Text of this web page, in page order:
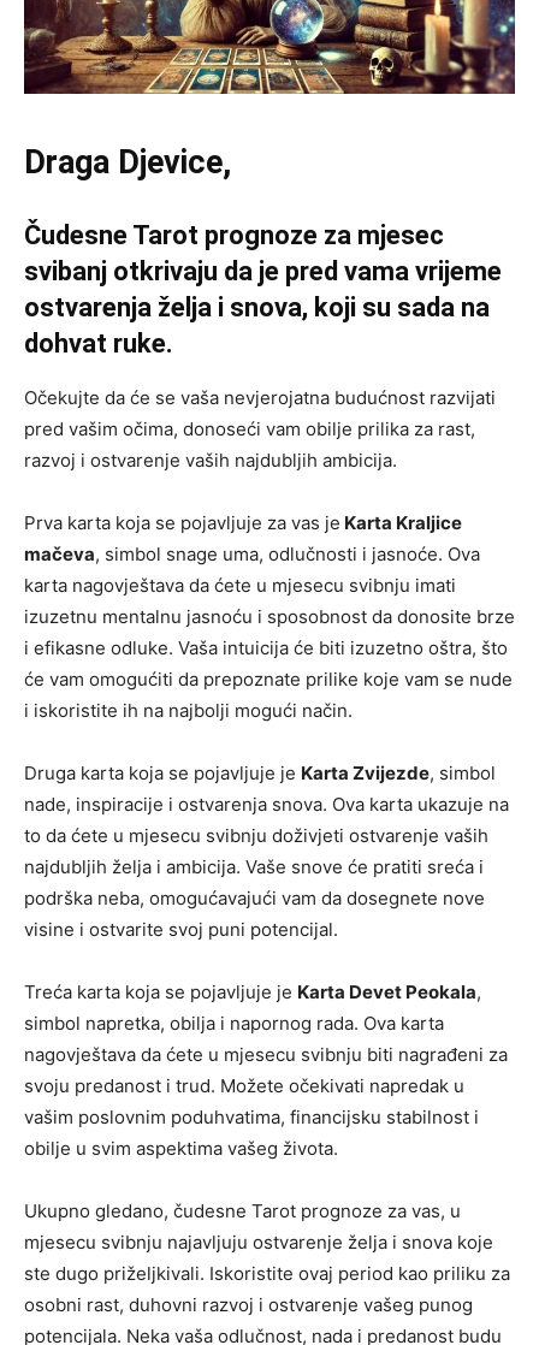
Draga Djevice,
Čudesne Tarot prognoze za mjesec
svibanj otkrivaju da je pred vama vrijeme
ostvarenja želja i snova, koji su sada na
dohvat ruke.
Očekujte da će se vaša nevjerojatna budućnost razvijati
pred vašim očima, donoseći vam obilje prilika za rast,
razvoj i ostvarenje vaših najdubljih ambicija.
Prva karta koja se pojavljuje za vas je Karta Kraljice
mačeva, simbol snage uma, odlučnosti i jasnoće. Ova
karta nagovještava da ćete u mjesecu svibnju imati
izuzetnu mentalnu jasnoću i sposobnost da donosite brze
i efikasne odluke. Vaša intuicija će biti izuzetno oštra, što
će vam omogućiti da prepoznate prilike koje vam se nude
i iskoristite ih na najbolji mogući način.
Druga karta koja se pojavljuje je Karta Zvijezde, simbol
nade, inspiracije i ostvarenja snova. Ova karta ukazuje na
to da ćete u mjesecu svibnju doživjeti ostvarenje vaših
najdubljih želja i ambicija. Vaše snove će pratiti sreća i
podrška neba, omogućavajući vam da dosegnete nove
visine i ostvarite svoj puni potencijal.
Treća karta koja se pojavljuje je Karta Devet Peokala,
simbol napretka, obilja i napornog rada. Ova karta
nagovještava da ćete u mjesecu svibnju biti nagrađeni za
svoju predanost i trud. Možete očekivati napredak u
vašim poslovnim poduhvatima, financijsku stabilnost i
obilje u svim aspektima vašeg života.
Ukupno gledano, čudesne Tarot prognoze za vas, u
mjesecu svibnju najavljuju ostvarenje želja i snova koje
ste dugo priželjkivali. Iskoristite ovaj period kao priliku za
osobni rast, duhovni razvoj i ostvarenje vašeg punog
potencijala. Neka vaša odlučnost, nada i predanost budu